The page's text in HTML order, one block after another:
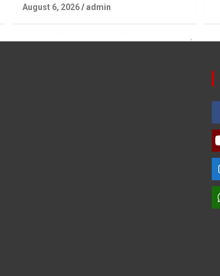
August 6, 2026 admin